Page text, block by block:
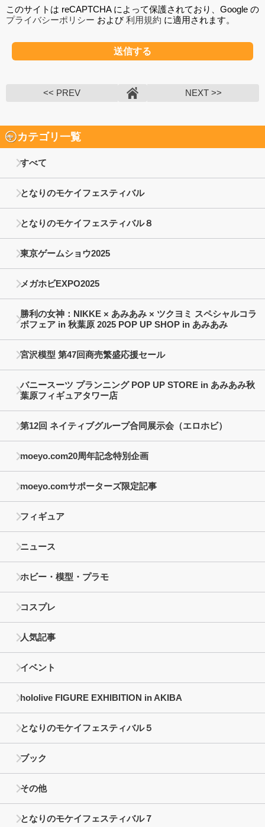
このサイトは reCAPTCHA によって保護されており、Google の
プライバシーポリシー および利用規約 に適用されます。
<< PREV NEXT >>
カテゴリ一覧
すべて
となりのモケイフェスティバル
となりのモケイフェスティバル８
東京ゲームショウ2025
メガホビEXPO2025
勝利の女神：NIKKE × あみあみ × ツクヨミ スペシャルコラ
ボフェア in 秋葉原 2025 POP UP SHOP in あみあみ
宮沢模型 第47回商売繁盛応援セール
バニースーツ プランニング POP UP STORE in あみあみ秋
葉原フィギュアタワー店
第12回 ネイティブグループ合同展示会（エロホビ）
moeyo.com20周年記念特別企画
moeyo.comサポーターズ限定記事
フィギュア
ニュース
ホビー・模型・プラモ
コスプレ
人気記事
イベント
hololive FIGURE EXHIBITION in AKIBA
となりのモケイフェスティバル５
ブック
その他
となりのモケイフェスティバル７